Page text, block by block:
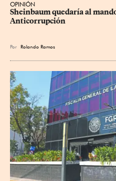
OPINIÓN
Sheinbaum quedaría al
Anticorrupción
Por Rolando Ramos